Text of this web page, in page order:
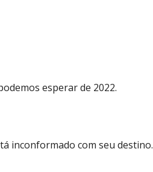
esperar de 2022.
inconformado com seu destino.